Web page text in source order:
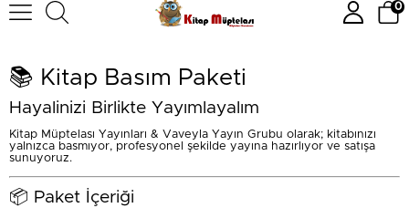
0
📚 Kitap Basım Paketi
Hayalinizi Birlikte Yayımlayalım
Kitap Müptelası Yayınları & Vaveyla Yayın Grubu olarak; kitabınızı
yalnızca basmıyor, profesyonel şekilde yayına hazırlıyor ve satışa
sunuyoruz.
📦 Paket İçeriği